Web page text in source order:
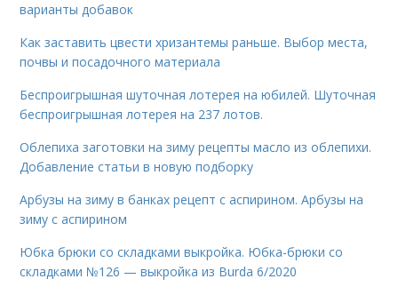
варианты добавок
Как заставить цвести хризантемы раньше. Выбор места,
почвы и посадочного материала
Беспроигрышная шуточная лотерея на юбилей. Шуточная
беспроигрышная лотерея на 237 лотов.
Облепиха заготовки на зиму рецепты масло из облепихи.
Добавление статьи в новую подборку
Арбузы на зиму в банках рецепт с аспирином. Арбузы на
зиму с аспирином
Юбка брюки со складками выкройка. Юбка-брюки со
складками №126 — выкройка из Burda 6/2020